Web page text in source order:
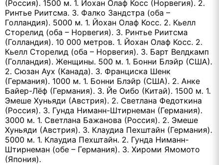
(Россия). 1500 м. 1. Йохан Олаф Косс (Норвегия). 2.
Ринтье Риитсма. 3. Фалко Зандстра (оба –
Голландия). 5000 м. 1. Йохан Олаф Косс. 2. Кьелл
Сторелид (оба – Норвегия). 3. Ринтье Риитсма
(Голландия). 10 000 метров. 1. Йохан Олаф Косс. 2.
Кьелл Сторелид (оба – Норвегия). 3. Барт Велдкамп
(Голландия). Женщины. 500 м. 1. Бонни Блэйр (США).
2. Сюзан Аух (Канада). 3. Франциска Шенк
(Германия). 1000 м. 1. Бонни Блэйр (США). 2. Анке
Байер-Лёф (Германия). 3. Йе Оибо (Китай). 1500 м. 1.
Эмеше Хуньяди (Австрия). 2. Светлана Федоткина
(Россия). 3. Гунда Ниманн-Штирнеман (Германия).
3000 м. 1. Светлана Бажанова (Россия). 2. Эмеше
Хуньяди (Австрия). 3. Клаудиа Пехштайн (Германия).
5000 м. 1. Клаудиа Пехштайн. 2. Гунда Ниманн-
Штирнеман (обе – Германия). 3. Хироми Ямомото
(Япония).